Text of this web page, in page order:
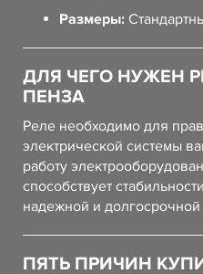
Размеры:
ДЛЯ ЧЕГО НУЖЕН
ПЕНЗА
Реле необходимо для
электрической системы
работу
способствует
надежной и долгосрочной
ПЯТЬ ПРИЧИН